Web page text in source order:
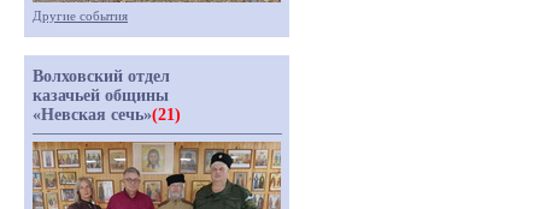
Другие события
Волховский отдел
казачьей общины
«Невская сечь»(21)